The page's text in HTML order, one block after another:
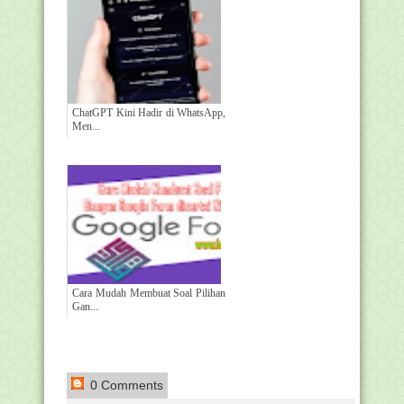
ChatGPT Kini Hadir di WhatsApp,
Men...
Cara Mudah Membuat Soal Pilihan
Gan...
0 Comments